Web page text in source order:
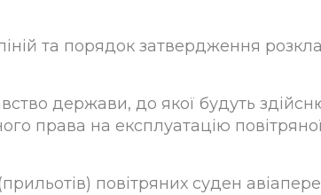
та порядок затвердження
держави, до якої будуть
права на експлуатацію
повітряних суден